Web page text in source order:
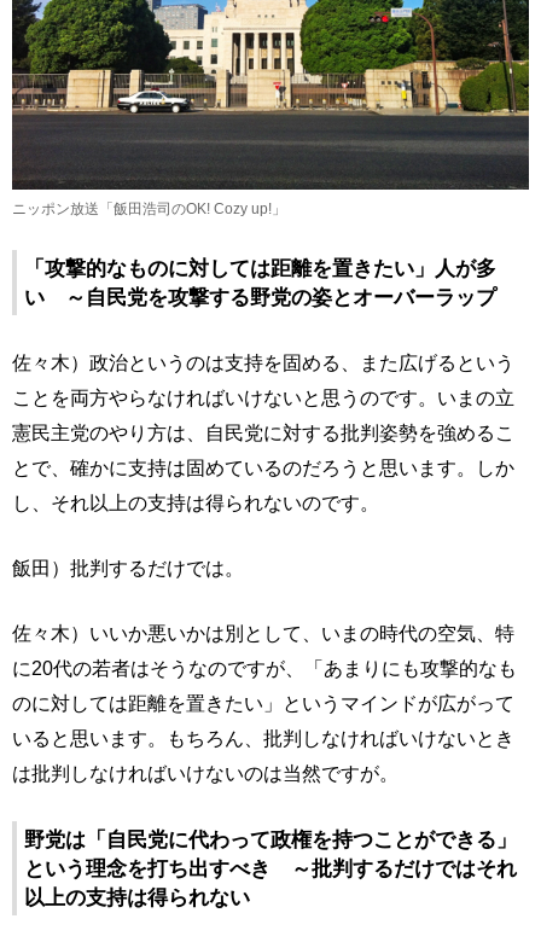
ニッポン放送「飯田浩司のOK! Cozy up!」
「攻撃的なものに対しては距離を置きたい」人が多
い ～自民党を攻撃する野党の姿とオーバーラップ
佐々木）政治というのは支持を固める、また広げるという
ことを両方やらなければいけないと思うのです。いまの立
憲民主党のやり方は、自民党に対する批判姿勢を強めるこ
とで、確かに支持は固めているのだろうと思います。しか
し、それ以上の支持は得られないのです。
飯田）批判するだけでは。
佐々木）いいか悪いかは別として、いまの時代の空気、特
に20代の若者はそうなのですが、「あまりにも攻撃的なも
のに対しては距離を置きたい」というマインドが広がって
いると思います。もちろん、批判しなければいけないとき
は批判しなければいけないのは当然ですが。
野党は「自民党に代わって政権を持つことができる」
という理念を打ち出すべき ～批判するだけではそれ
以上の支持は得られない